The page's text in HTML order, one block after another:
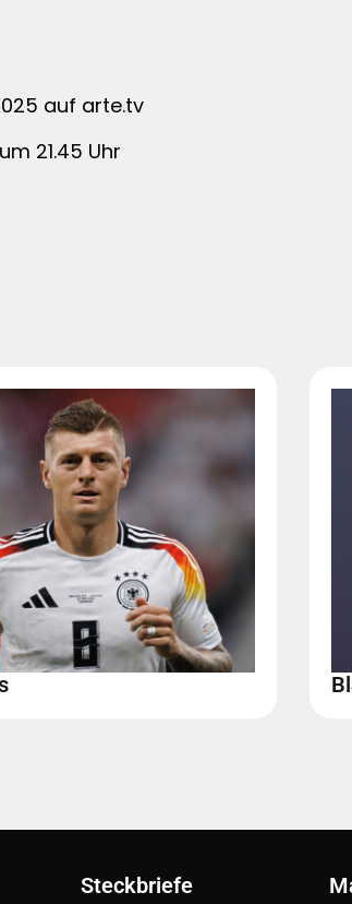
auf arte.tv
21.45 Uhr
Steckbriefe